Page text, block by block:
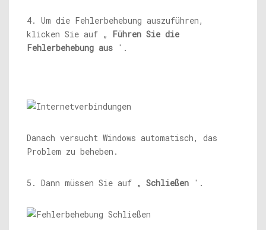
4. Um die Fehlerbehebung auszuführen,
klicken Sie auf „ Führen Sie die
Fehlerbehebung aus '.
Danach versucht Windows automatisch, das
Problem zu beheben.
5. Dann müssen Sie auf „ Schließen '.